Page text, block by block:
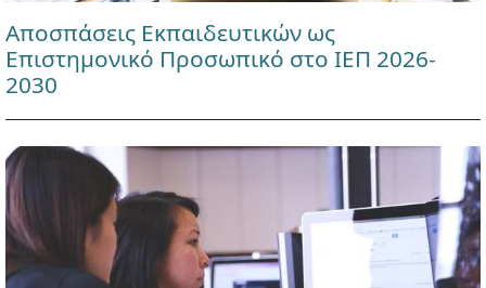
Αποσπάσεις Εκπαιδευτικών ως
Επιστημονικό Προσωπικό στο ΙΕΠ 2026-
2030